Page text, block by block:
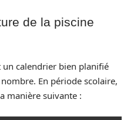
de la piscine
un calendrier bien planifié
En période scolaire,
manière suivante :